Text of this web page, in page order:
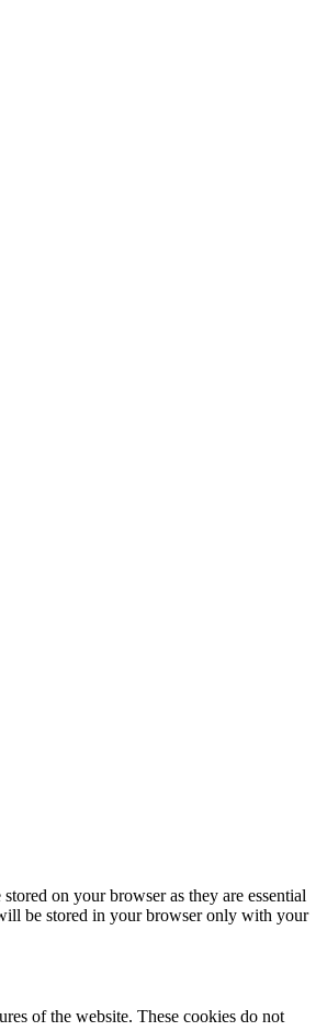
on your browser as they are essential
be stored in your browser only with your
of the website. These cookies do not